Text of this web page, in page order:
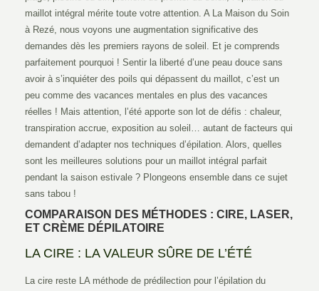
maillot intégral mérite toute votre attention. A La Maison du Soin
à Rezé, nous voyons une augmentation significative des
demandes dès les premiers rayons de soleil. Et je comprends
parfaitement pourquoi ! Sentir la liberté d’une peau douce sans
avoir à s’inquiéter des poils qui dépassent du maillot, c’est un
peu comme des vacances mentales en plus des vacances
réelles ! Mais attention, l’été apporte son lot de défis : chaleur,
transpiration accrue, exposition au soleil… autant de facteurs qui
demandent d’adapter nos techniques d’épilation. Alors, quelles
sont les meilleures solutions pour un maillot intégral parfait
pendant la saison estivale ? Plongeons ensemble dans ce sujet
sans tabou !
COMPARAISON DES MÉTHODES : CIRE, LASER,
ET CRÈME DÉPILATOIRE
LA CIRE : LA VALEUR SÛRE DE L’ÉTÉ
La cire reste LA méthode de prédilection pour l’épilation du